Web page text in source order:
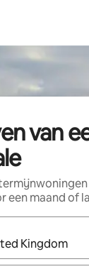
van
een maand of